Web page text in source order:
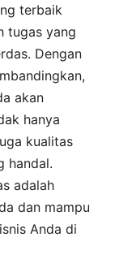
terbaik
tugas yang
Dengan
akan
hanya
kualitas
handal.
adalah
dan mampu
Anda di